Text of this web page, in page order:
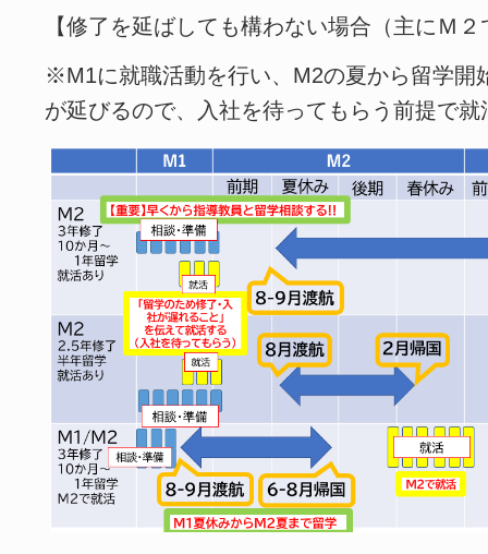
【修了を延ばしても構わない場合（主にＭ
※M1に就職活動を行い、M2の夏から留学開
が延びるので、入社を待ってもらう前提で